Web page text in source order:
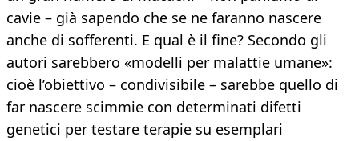
cavie – già sapendo che se ne faranno nascere
anche di sofferenti. E qual è il fine? Secondo gli
autori sarebbero «modelli per malattie umane»:
cioè l’obiettivo – condivisibile – sarebbe quello di
far nascere scimmie con determinati difetti
genetici per testare terapie su esemplari